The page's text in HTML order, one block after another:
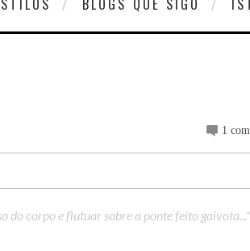
BLOGS QUE SIGO
1
do corpo e flutuar sobre a ponte feito gaivota..."